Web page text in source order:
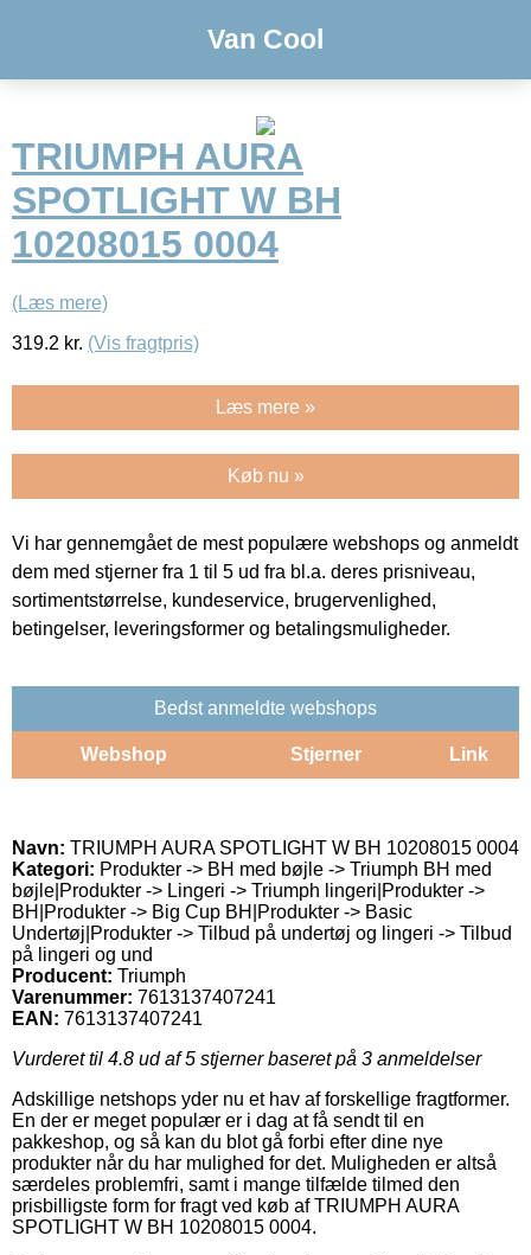
Van Cool
TRIUMPH AURA
SPOTLIGHT W BH
10208015 0004
(Læs mere)
319.2 kr. (Vis fragtpris)
Læs mere »
Køb nu »
Vi har gennemgået de mest populære webshops og anmeldt
dem med stjerner fra 1 til 5 ud fra bl.a. deres prisniveau,
sortimentstørrelse, kundeservice, brugervenlighed,
betingelser, leveringsformer og betalingsmuligheder.
Bedst anmeldte webshops
Webshop Stjerner Link
Navn: TRIUMPH AURA SPOTLIGHT W BH 10208015 0004
Kategori: Produkter -> BH med bøjle -> Triumph BH med
bøjle|Produkter -> Lingeri -> Triumph lingeri|Produkter ->
BH|Produkter -> Big Cup BH|Produkter -> Basic
Undertøj|Produkter -> Tilbud på undertøj og lingeri -> Tilbud
på lingeri og und
Producent: Triumph
Varenummer: 7613137407241
EAN: 7613137407241
Vurderet til 4.8 ud af 5 stjerner baseret på 3 anmeldelser
Adskillige netshops yder nu et hav af forskellige fragtformer.
En der er meget populær er i dag at få sendt til en
pakkeshop, og så kan du blot gå forbi efter dine nye
produkter når du har mulighed for det. Muligheden er altså
særdeles problemfri, samt i mange tilfælde tilmed den
prisbilligste form for fragt ved køb af TRIUMPH AURA
SPOTLIGHT W BH 10208015 0004.